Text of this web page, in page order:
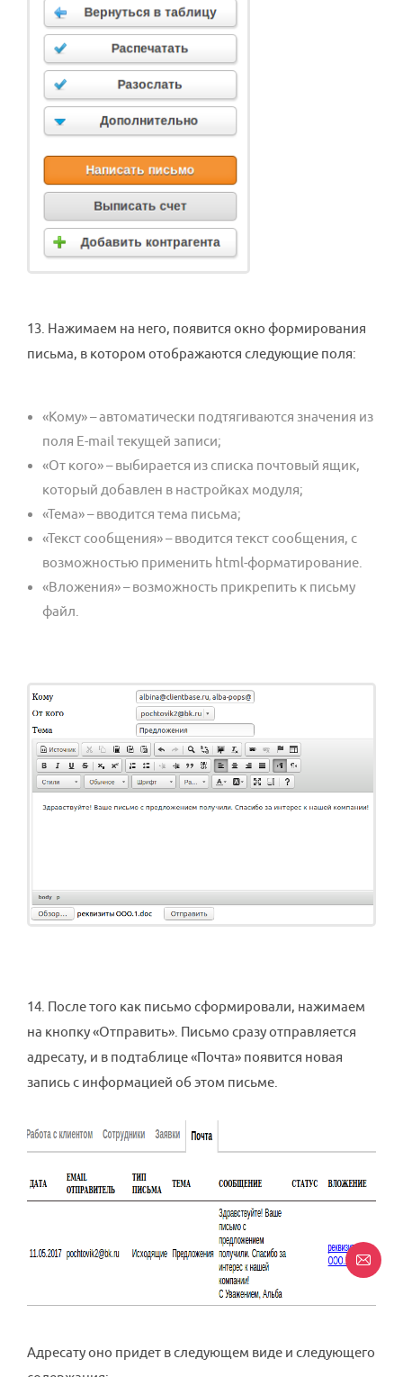
13. Нажимаем на него, появится окно формирования
письма, в котором отображаются следующие поля:
«Кому» – автоматически подтягиваются значения из
поля E-mail текущей записи;
«От кого» – выбирается из списка почтовый ящик,
который добавлен в настройках модуля;
«Тема» – вводится тема письма;
«Текст сообщения» – вводится текст сообщения, с
возможностью применить html-форматирование.
«Вложения» – возможность прикрепить к письму
файл.
14. После того как письмо сформировали, нажимаем
на кнопку «Отправить». Письмо сразу отправляется
адресату, и в подтаблице «Почта» появится новая
запись с информацией об этом письме.
Адресату оно придет в следующем виде и следующего